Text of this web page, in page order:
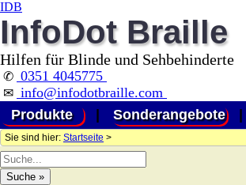
IDB
InfoDot Braille
Hilfen für Blinde und Sehbehinderte
✆ 0351 4045775
✉ info@infodotbraille.com
Produkte
Sonderangebote
Sie sind hier: Startseite >